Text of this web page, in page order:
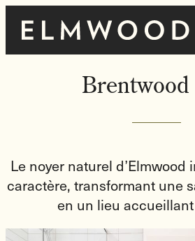
Skip
Homepage
Brentwood
Le noyer naturel
caractère, transformant une
en un lieu